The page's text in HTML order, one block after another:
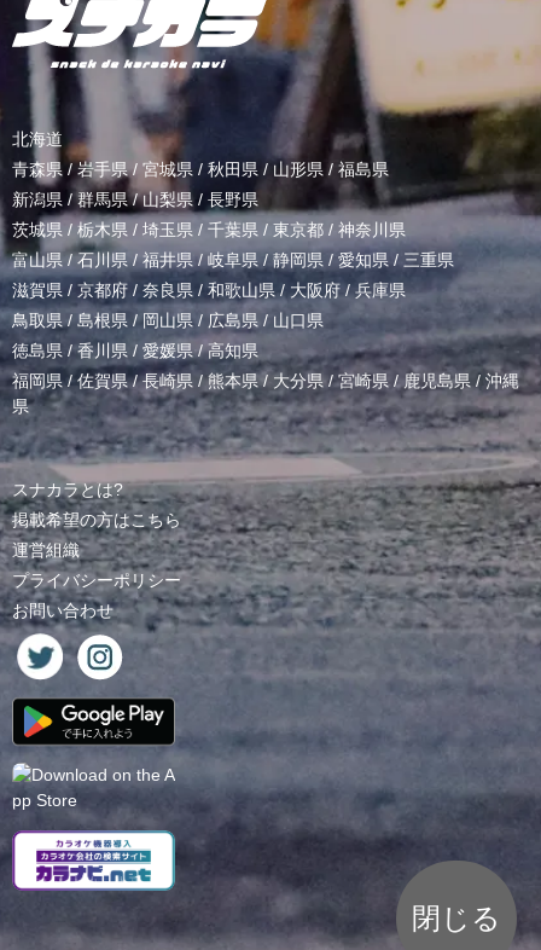
北海道
青森県 / 岩手県/ 宮城県 / 秋田県 / 山形県/ 福島県
新潟県 /群馬県/山梨県 / 長野県
茨城県 / 栃木県 / 埼玉県 / 千葉県 / 東京都 / 神奈川県
富山県 /石川県/福井県/岐阜県 / 静岡県 / 愛知県 / 三重県
滋賀県 / 京都府 / 奈良県 / 和歌山県/ 大阪府 /兵庫県
鳥取県/ 島根県 /岡山県/ 広島県 / 山口県
徳島県 /香川県 / 愛媛県/高知県
福岡県/佐賀県/長崎県 /熊本県/ 大分県/宮崎県 /鹿児島県 / 沖縄
県
スナカラとは?
掲載希望の方はこちら
運営組織
プライバシーポリシー
お問い合わせ
閉じる